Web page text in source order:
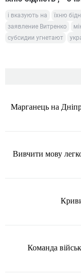
і вказують на їхню
заявление Витренко
субсидии угнетают
Марганець на
Вивчити мову
Команда